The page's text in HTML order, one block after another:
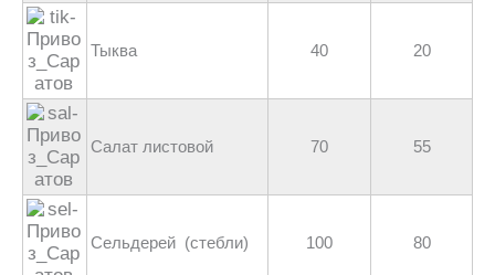
Тыква 40 20
Салат листовой 70 55
Сельдерей (стебли) 100 80